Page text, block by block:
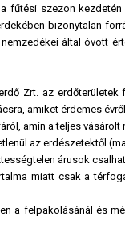
fűtési szezon
bizonytalan
által óvott
Zrt. az
amiket érdemes
amin a teljes vásárolt
az erdészetektől
árusok
miatt csak a
a felpakolásánál és